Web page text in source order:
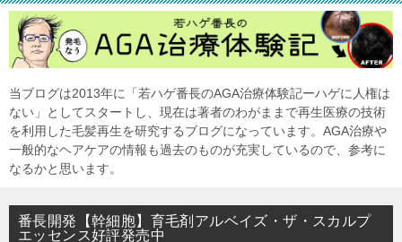
当ブログは2013年に「若ハゲ番長のAGA治療体験記ーハゲに人権は
ない」としてスタートし、現在は著者のわがままで再生医療の技術
を利用した毛髪再生を研究するブログになっています。AGA治療や
一般的なヘアケアの情報も過去のものが充実しているので、参考に
なるかと思います。
番長開発【幹細胞】育毛剤アルベイズ・ザ・スカルプ
エッセンス好評発売中